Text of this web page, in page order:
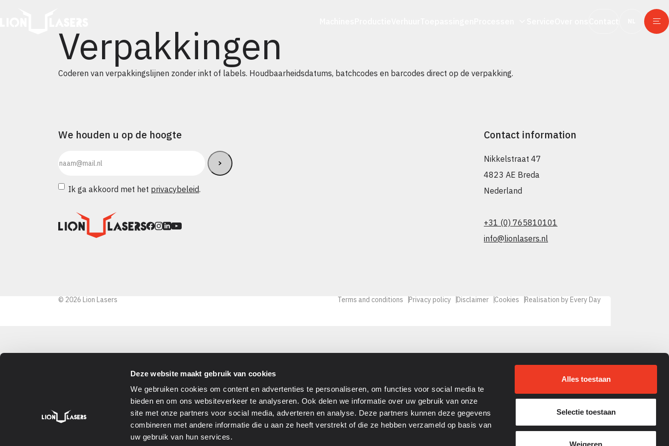
Deze website maakt gebruik van cookies
We gebruiken cookies om content en advertenties te personaliseren, om functies voor social media te
bieden en om ons websiteverkeer te analyseren. Ook delen we informatie over uw gebruik van onze
site met onze partners voor social media, adverteren en analyse. Deze partners kunnen deze gegevens
combineren met andere informatie die u aan ze heeft verstrekt of die ze hebben verzameld op basis van
uw gebruik van hun services.
Alles toestaan
Selectie toestaan
Weigeren
Verpakkingen
Coderen van verpakkingslijnen zonder inkt of labels. Houdbaarheidsdatums, batchcodes en barcodes direct op de verpakking.
We houden u op de hoogte
mailadres(Vereist)
Instemming(Vereist)
Ik ga akkoord met het privacybeleid.
Contact information
Nikkelstraat 47
4823 AE Breda
Nederland
+31 (0) 765810101
info@lionlasers.nl
© 2026 Lion Lasers Terms and conditions Privacy policy Disclaimer Cookies Realisation by Every Day